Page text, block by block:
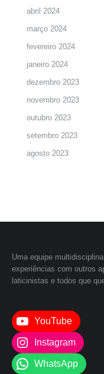
abril 2024
março 2024
fevereiro 2024
janeiro 2024
dezembro 2023
novembro 2023
outubro 2023
setembro 2023
agosto 2023
Uma equipe
experiências com outros
laticinistas e todos que
YouTube
Instagram
WhatsApp